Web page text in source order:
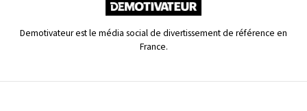
Demotivateur est le média social de divertissement de référence en
France.